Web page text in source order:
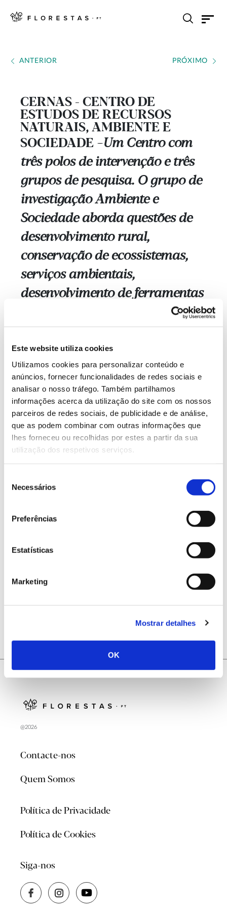
Este website utiliza cookies
Utilizamos cookies para personalizar conteúdo e
anúncios, fornecer funcionalidades de redes sociais e
analisar o nosso tráfego. Também partilhamos
informações acerca da utilização do site com os nossos
parceiros de redes sociais, de publicidade e de análise,
que as podem combinar com outras informações que
lhes forneceu ou recolhidas por estes a partir da sua
utilização dos respetivos serviços.
Necessários
Preferências
Estatísticas
Marketing
Mostrar detalhes
OK
ANTERIOR PRÓXIMO
CERNAS - CENTRO DE
ESTUDOS DE RECURSOS
NATURAIS, AMBIENTE E
SOCIEDADE --- Um Centro com
três polos de intervenção e três
grupos de pesquisa. O grupo de
investigação Ambiente e
Sociedade aborda questões de
desenvolvimento rural,
conservação de ecossistemas,
serviços ambientais,
desenvolvimento de ferramentas
e soluções de ecoeficiência e uso
criterioso dos recursos naturais,
incluindo a gestão do uso da
terra e da monitorização e
medição da resposta social.
Um Centro com três polos de intervenção e três
grupos de pesquisa. O grupo de investigação
Ambiente e Sociedade aborda questões de
desenvolvimento rural, conservação de
de ferramentas e soluções de ecoeficiência e uso
criterioso dos recursos naturais, incluindo a gestão
resposta social.
@2026
Contacte-nos
Quem Somos
Política de Privacidade
Política de Cookies
Siga-nos